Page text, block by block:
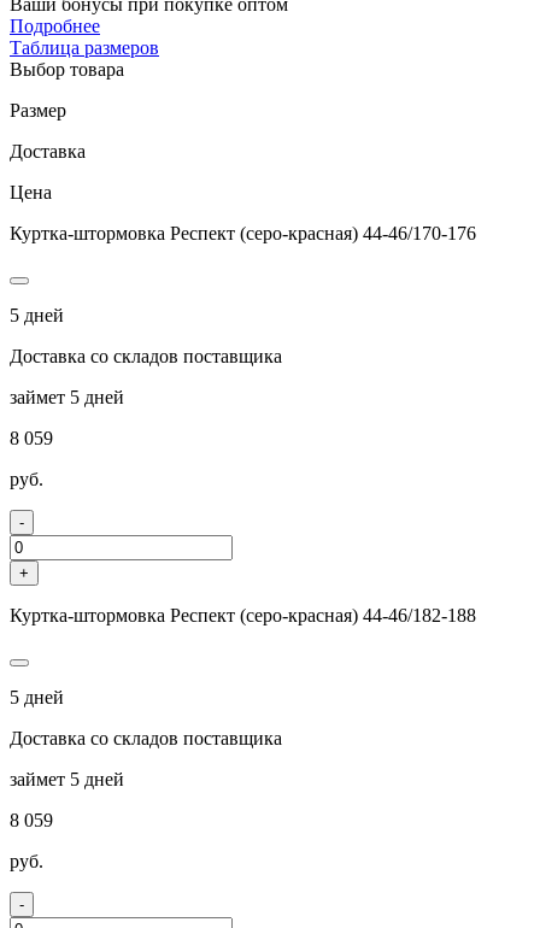
Подробнее
Таблица размеров
Выбор товара
Размер
Доставка
Цена
Куртка-штормовка Респект (серо-красная) 44-46/170-176
5 дней
Доставка со складов поставщика
займет 5 дней
8 059
руб.
-
+
Куртка-штормовка Респект (серо-красная) 44-46/182-188
5 дней
Доставка со складов поставщика
займет 5 дней
8 059
руб.
-